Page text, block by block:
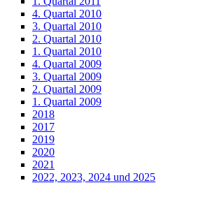
4. Quartal 2010
3. Quartal 2010
2. Quartal 2010
1. Quartal 2010
4. Quartal 2009
3. Quartal 2009
2. Quartal 2009
1. Quartal 2009
2018
2017
2019
2020
2021
2022, 2023, 2024 und 2025